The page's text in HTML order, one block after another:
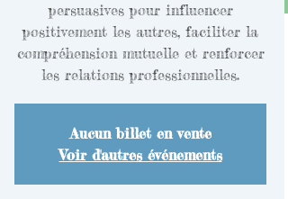
persuasives pour influencer
positivement les autres, faciliter la
compréhension mutuelle et renforcer
les relations professionnelles.
Aucun billet en vente
Voir d'autres événements